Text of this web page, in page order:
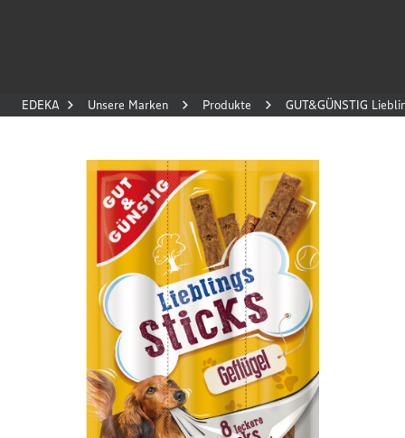
EDEKA Unsere Marken Produkte GUT&GÜNSTIG